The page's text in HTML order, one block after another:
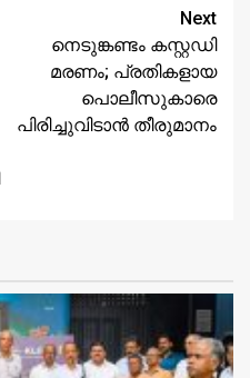
Next
നെടുങ്കണ്ടം കസ്റ്റഡി
മരണം; പ്രതികളായ
പൊലീസുകാരെ
പിരിച്ചുവിടാന്‍ തീരുമാനം